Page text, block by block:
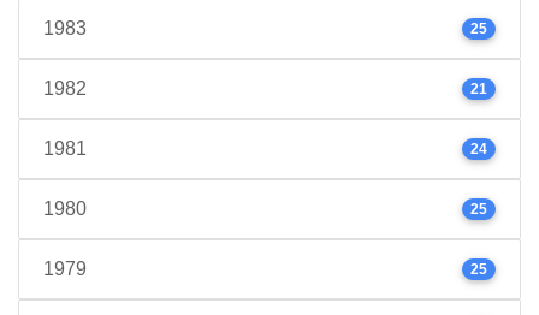
1983 25
1982 21
1981 24
1980 25
1979 25